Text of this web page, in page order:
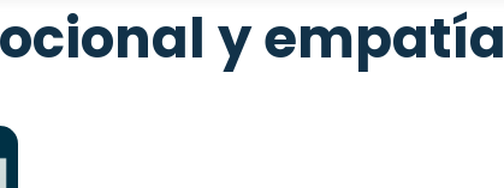
y empatía